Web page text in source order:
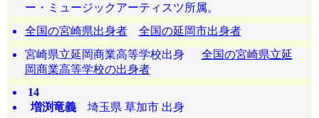
ー・ミュージックアーティスツ所属。
全国の宮崎県出身者
全国の延岡市出身者
宮崎県立延岡商業高等学校出身 全国の宮崎県立延
岡商業高等学校の出身者
14
増渕竜義埼玉県 草加市 出身